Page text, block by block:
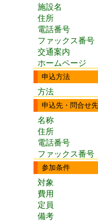
施設名
住所
電話番号
ファックス番号
交通案内
ホームページ
申込方法
方法
申込先・問合せ先
名称
住所
電話番号
ファックス番号
参加条件
対象
費用
定員
備考